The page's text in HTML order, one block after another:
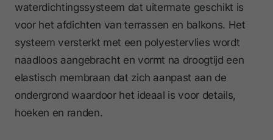
waterdichtingssysteem dat uitermate geschikt is
voor het afdichten van terrassen en balkons. Het
systeem versterkt met een polyestervlies wordt
naadloos aangebracht en vormt na droogtijd een
elastisch membraan dat zich aanpast aan de
ondergrond waardoor het ideaal is voor details,
hoeken en randen.